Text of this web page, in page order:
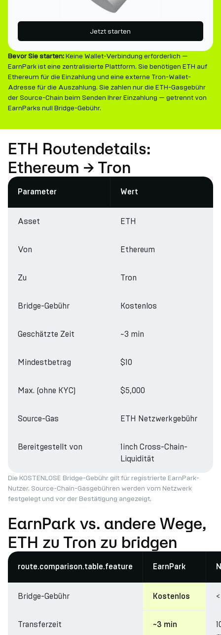
Jetzt starten
Bevor Sie starten:Keine Wallet-Verbindung erforderlich —
EarnPark ist eine zentralisierte Plattform. Sie benötigen ETH auf
Ethereum für die Einzahlung und eine externe Tron-Wallet-
Adresse für die Auszahlung. Sie zahlen nur die ETH-Gasgebühr
der Source-Chain beim Senden Ihrer Einzahlung — getrennt von
EarnParks null Bridge-Gebühr.
ETH Routendetails:
Ethereum → Tron
Parameter Wert
Asset ETH
Von Ethereum
Zu Tron
Bridge-Gebühr Kostenlos
Geschätzte Zeit ~3 min
Mindestbetrag $10
Max. (ohne KYC) $5,000
Source-Gas ETH Netzwerkgebühr
Bereitgestellt von
1inch Cross-Chain-
Liquidität
Die KOSTENLOSE Bridge-Gebühr gilt für registrierte EarnPark-
Nutzer. Source-Chain-Gasgebühren werden vom Netzwerk
festgelegt und vor der Bestätigung angezeigt.
EarnPark vs. andere Wege,
ETH zu Tron zu bridgen
route.comparison.table.feature EarnPark
Bridge-Gebühr Kostenlos
Transferzeit ~3 min